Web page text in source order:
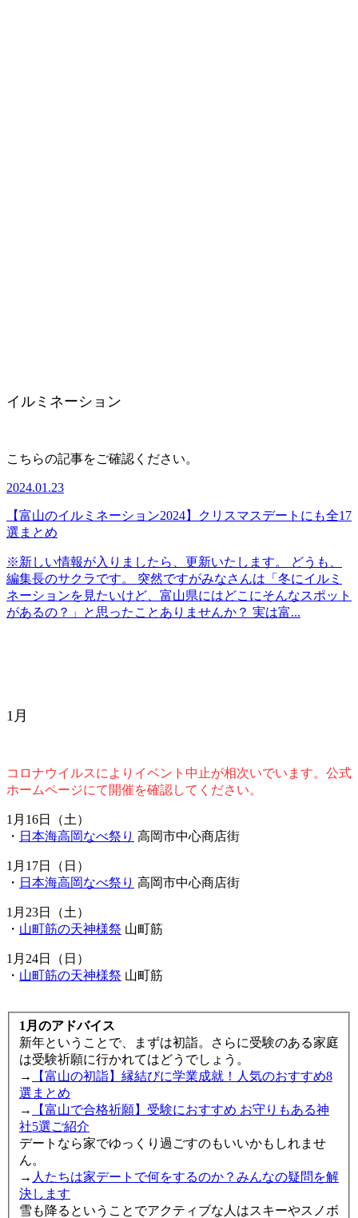
イルミネーション
こちらの記事をご確認ください。
2024.01.23
【富山のイルミネーション2024】クリスマスデートにも全17
選まとめ
※新しい情報が入りましたら、更新いたします。 どうも、
編集長のサクラです。 突然ですがみなさんは「冬にイルミ
ネーションを見たいけど、富山県にはどこにそんなスポット
があるの？」と思ったことありませんか？ 実は富...
1月
コロナウイルスによりイベント中止が相次いでいます。公式
ホームページにて開催を確認してください。
1月16日（土）
・ 日本海高岡なべ祭り 高岡市中心商店街
1月17日（日）
・ 日本海高岡なべ祭り 高岡市中心商店街
1月23日（土）
・ 山町筋の天神様祭 山町筋
1月24日（日）
・ 山町筋の天神様祭 山町筋
1月のアドバイス
新年ということで、まずは初詣。さらに受験のある家庭
は受験祈願に行かれてはどうでしょう。
→
【富山の初詣】縁結びに学業成就！人気のおすすめ8
選まとめ
→
【富山で合格祈願】受験におすすめ お守りもある神
社5選ご紹介
デートなら家でゆっくり過ごすのもいいかもしれませ
ん。
→ 人たちは家デートで何をするのか？みんなの疑問を解
決します
雪も降るということでアクティブな人はスキーやスノボ